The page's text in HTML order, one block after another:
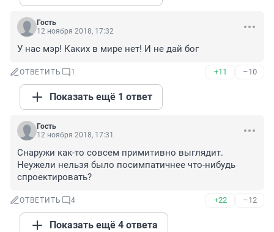
Гость
12 ноября 2018, 17:32
У нас мэр! Каких в мире нет! И не дай бог
ОТВЕТИТЬ 1 +11 –10
Показать ещё 1 ответ
Гость
12 ноября 2018, 17:31
Снаружи как-то совсем примитивно выглядит.
Неужели нельзя было посимпатичнее что-нибудь
спроектировать?
ОТВЕТИТЬ 4 +22 –12
Показать ещё 4 ответа